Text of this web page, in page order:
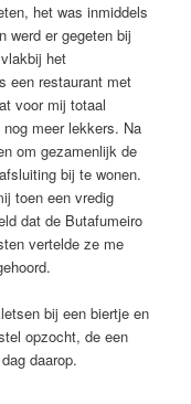
het was inmiddels
werd er gegeten bij
het
een restaurant met
voor mij totaal
meer lekkers. Na
om gezamenlijk de
bij te wonen.
toen een vredig
dat de Butafumeiro
vertelde ze me
bij een biertje en
opzocht, de een
daarop.